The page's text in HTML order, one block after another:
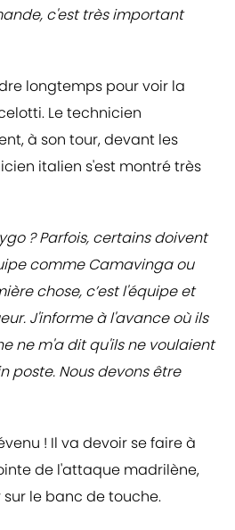
c'est très important
longtemps pour voir la
Le technicien
à son tour, devant les
italien s'est montré très
? Parfois, certains doivent
comme Camavinga ou
chose, c’est l'équipe et
J'informe à l'avance où ils
ne m'a dit qu'ils ne voulaient
poste. Nous devons être
! Il va devoir se faire à
de l'attaque madrilène,
le banc de touche.